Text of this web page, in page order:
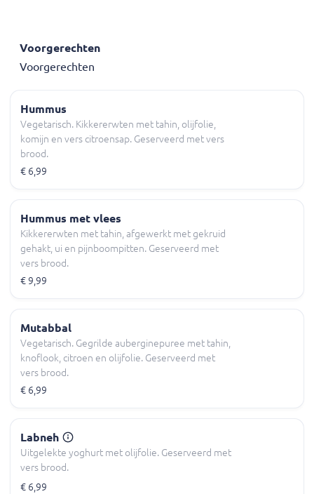
Voorgerechten
Voorgerechten
Hummus
Vegetarisch. Kikkererwten met tahin, olijfolie,
komijn en vers citroensap. Geserveerd met vers
brood.
€ 6,99
Hummus met vlees
Kikkererwten met tahin, afgewerkt met gekruid
gehakt, ui en pijnboompitten. Geserveerd met
vers brood.
€ 9,99
Mutabbal
Vegetarisch. Gegrilde auberginepuree met tahin,
knoflook, citroen en olijfolie. Geserveerd met
vers brood.
€ 6,99
Labneh
Uitgelekte yoghurt met olijfolie. Geserveerd met
vers brood.
€ 6,99